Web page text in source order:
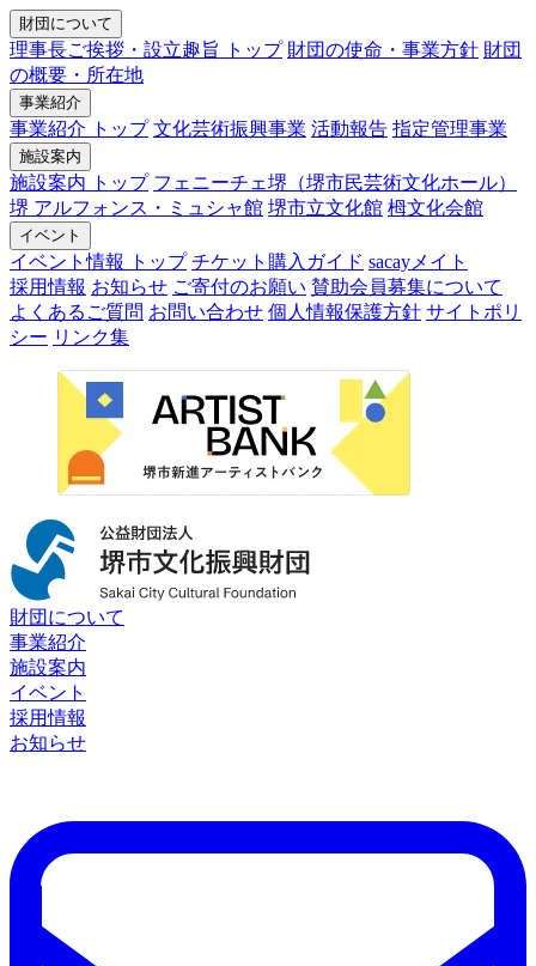
財団について
理事長ご挨拶・設立趣旨 トップ 財団の使命・事業方針 財団
の概要・所在地
事業紹介
事業紹介 トップ 文化芸術振興事業 活動報告 指定管理事業
施設案内
施設案内 トップ フェニーチェ堺（堺市民芸術文化ホール）
堺 アルフォンス・ミュシャ館 堺市立文化館 栂文化会館
イベント
イベント情報 トップ チケット購入ガイド sacayメイト
採用情報 お知らせ ご寄付のお願い 賛助会員募集について
よくあるご質問 お問い合わせ 個人情報保護方針 サイトポリ
シー リンク集
財団について
事業紹介
施設案内
イベント
採用情報
お知らせ